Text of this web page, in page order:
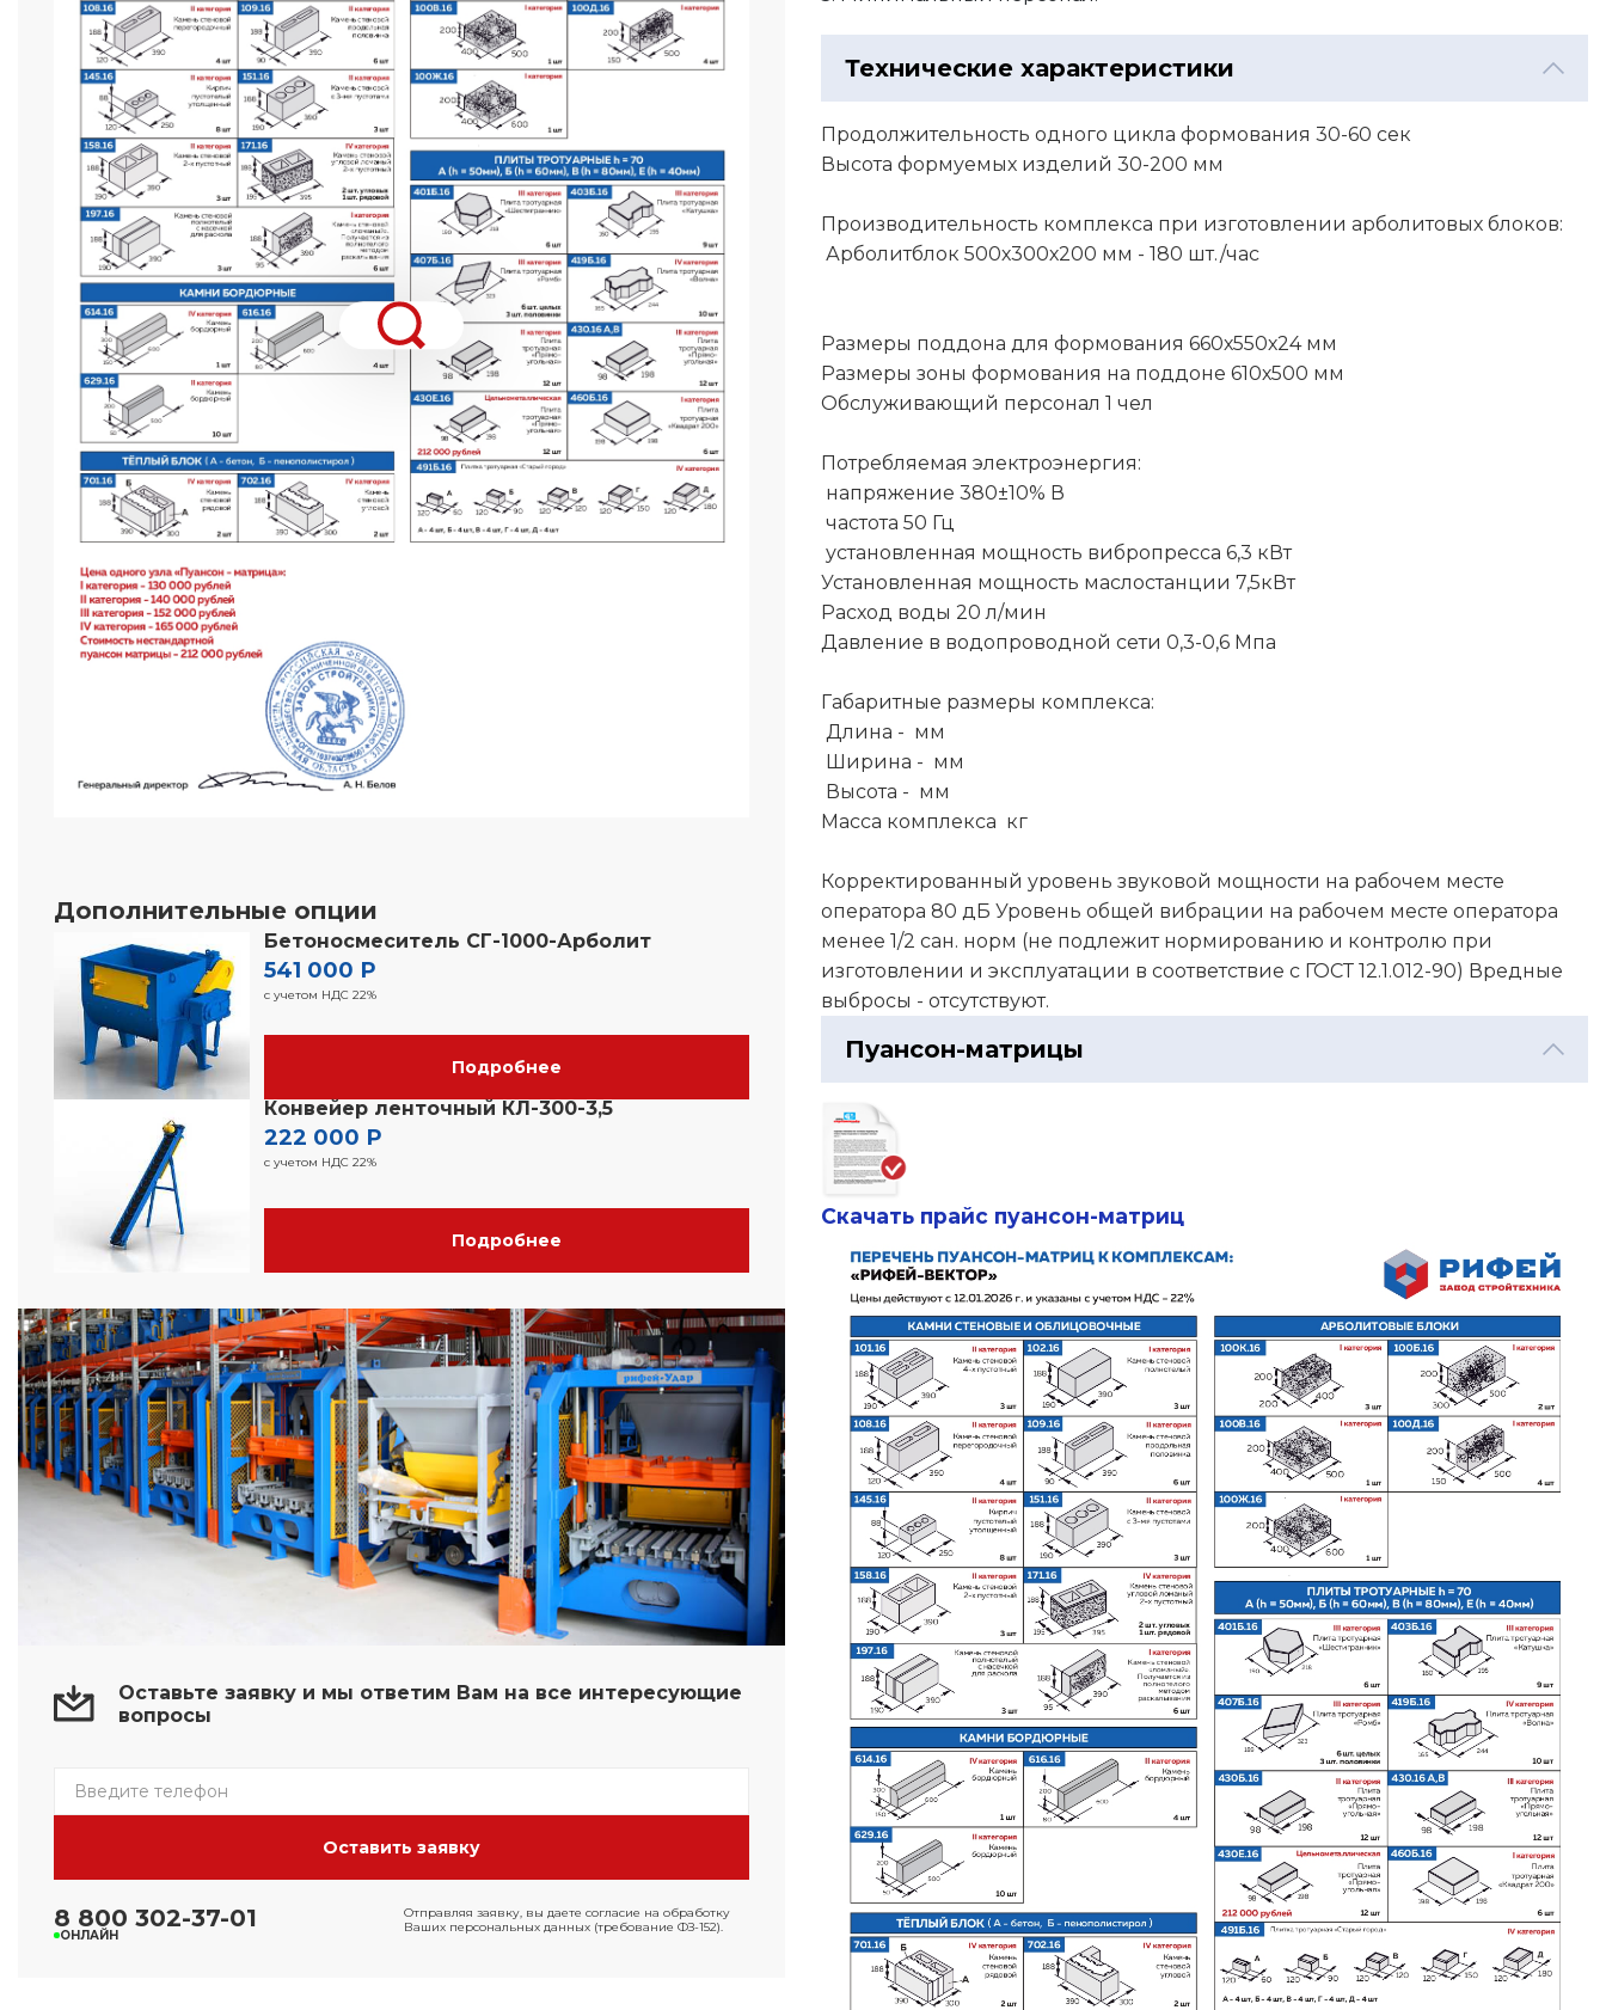
Дополнительные опции
Бетоносмеситель СГ-1000-Арболит
541 000 Р
с учетом НДС 22%
Подробнее
Конвейер ленточный КЛ-300-3,5
222 000 Р
с учетом НДС 22%
Подробнее
Оставьте заявку и мы ответим Вам на все интересующие
вопросы
8 800 302-37-01
ОНЛАЙН
Отправляя заявку, вы даете согласие на обработку
Ваших персональных данных (требование ФЗ-152).
Технические характеристики
Продолжительность одного цикла формования 30-60 сек
Высота формуемых изделий 30-200 мм
Производительность комплекса при изготовлении арболитовых блоков:
Арболитблок 500х300х200 мм - 180 шт./час
Размеры поддона для формования 660х550х24 мм
Размеры зоны формования на поддоне 610х500 мм
Обслуживающий персонал 1 чел
Потребляемая электроэнергия:
напряжение 380±10% В
частота 50 Гц
установленная мощность вибропресса 6,3 кВт
Установленная мощность маслостанции 7,5кВт
Расход воды 20 л/мин
Давление в водопроводной сети 0,3-0,6 Мпа
Габаритные размеры комплекса:
Длина - мм
Ширина - мм
Высота - мм
Масса комплекса кг
Корректированный уровень звуковой мощности на рабочем месте
оператора 80 дБ Уровень общей вибрации на рабочем месте оператора
менее 1/2 сан. норм (не подлежит нормированию и контролю при
изготовлении и эксплуатации в соответствие с ГОСТ 12.1.012-90) Вредные
выбросы - отсутствуют.
Пуансон-матрицы
Скачать прайс пуансон-матриц